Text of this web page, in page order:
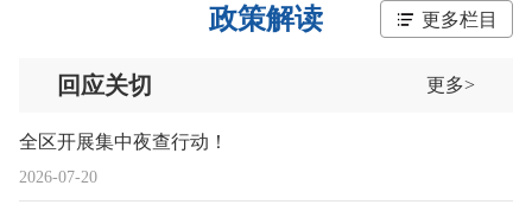
政策解读 更多栏目
回应关切 更多>
2026-07-20
全区开展集中夜查行动！